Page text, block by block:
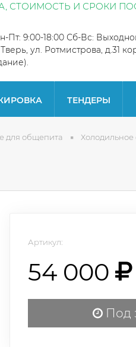
СТОИМОСТЬ И СРОКИ
Пт: 9:00-18:00 Сб-Вс:
Тверь, ул. Ротмистрова, д.31
ТЕНДЕРЫ
для общепита
Артикул:
54 000
Под